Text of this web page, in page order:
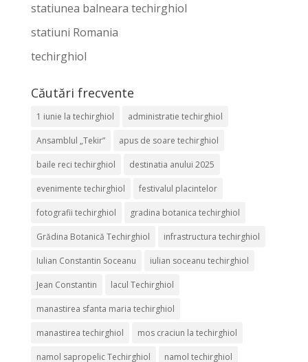
statiunea balneara techirghiol
statiuni Romania
techirghiol
Căutări frecvente
1 iunie la techirghiol administratie techirghiol
Ansamblul „Tekir” apus de soare techirghiol
baile reci techirghiol destinatia anului 2025
evenimente techirghiol festivalul placintelor
fotografii techirghiol gradina botanica techirghiol
Grădina Botanică Techirghiol infrastructura techirghiol
Iulian Constantin Soceanu iulian soceanu techirghiol
Jean Constantin lacul Techirghiol
manastirea sfanta maria techirghiol
manastirea techirghiol mos craciun la techirghiol
namol sapropelic Techirghiol namol techirghiol